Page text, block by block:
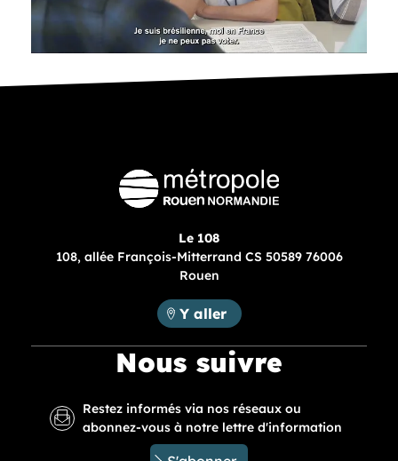
Le 108
108, allée François-Mitterrand CS 50589 76006
Rouen
Métropole Rouen Normandie :
Y aller
Nous suivre
Restez informés via nos réseaux ou
abonnez-vous à notre lettre d'information